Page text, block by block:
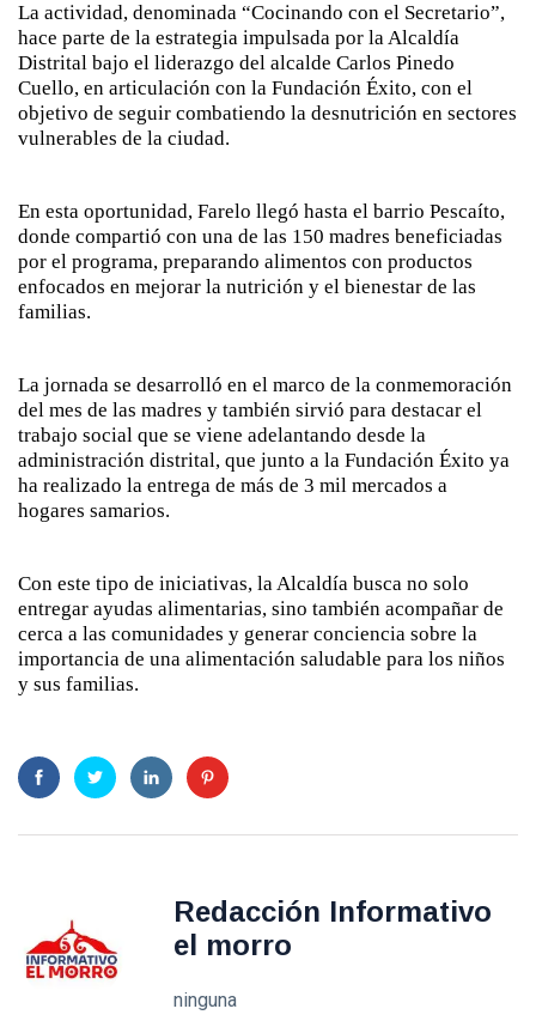
La actividad, denominada “Cocinando con el Secretario”,
hace parte de la estrategia impulsada por la Alcaldía
Distrital bajo el liderazgo del alcalde Carlos Pinedo
Cuello, en articulación con la Fundación Éxito, con el
objetivo de seguir combatiendo la desnutrición en sectores
vulnerables de la ciudad.
En esta oportunidad, Farelo llegó hasta el barrio Pescaíto,
donde compartió con una de las 150 madres beneficiadas
por el programa, preparando alimentos con productos
enfocados en mejorar la nutrición y el bienestar de las
familias.
La jornada se desarrolló en el marco de la conmemoración
del mes de las madres y también sirvió para destacar el
trabajo social que se viene adelantando desde la
administración distrital, que junto a la Fundación Éxito ya
ha realizado la entrega de más de 3 mil mercados a
hogares samarios.
Con este tipo de iniciativas, la Alcaldía busca no solo
entregar ayudas alimentarias, sino también acompañar de
cerca a las comunidades y generar conciencia sobre la
importancia de una alimentación saludable para los niños
y sus familias.
Redacción Informativo
el morro
ninguna